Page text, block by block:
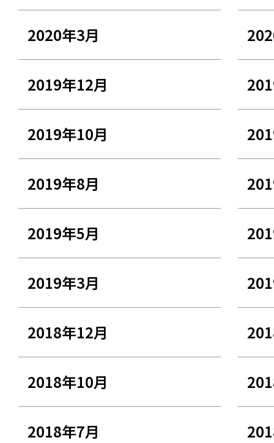
2020年3月
2019年12月
2019年10月
2019年8月
2019年5月
2019年3月
2018年12月
2018年10月
2018年7月